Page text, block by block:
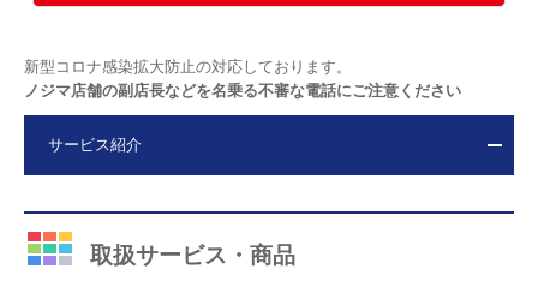
新型コロナ感染拡大防止の対応しております。
ノジマ店舗の副店長などを名乗る不審な電話にご注意ください
サービス紹介
取扱サービス・商品